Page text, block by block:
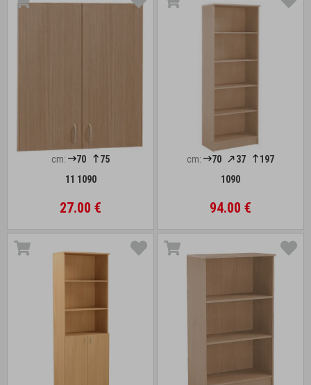
cm: 70
75
11 1090
27.00 €
cm: 70 37
197
1090
94.00 €